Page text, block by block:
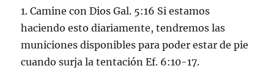
1. Camine con Dios Gal. 5:16 Si estamos
haciendo esto diariamente, tendremos las
municiones disponibles para poder estar de pie
cuando surja la tentación Ef. 6:10-17.